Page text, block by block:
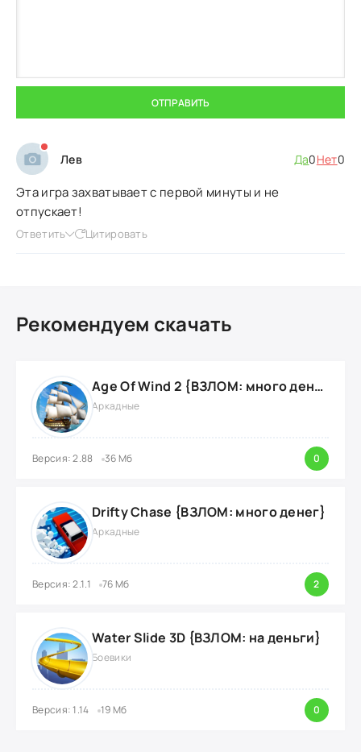
ОТПРАВИТЬ
Лев Да0Нет0
Эта игра захватывает с первой минуты и не
отпускает!
Ответить Цитировать
Рекомендуем скачать
Age Of Wind 2 {ВЗЛОМ: много денег}
Аркадные
Версия: 2.88 36 Мб 0
Drifty Chase {ВЗЛОМ: много денег}
Аркадные
Версия: 2.1.1 76 Мб 2
Water Slide 3D {ВЗЛОМ: на деньги}
Боевики
Версия: 1.14 19 Мб 0